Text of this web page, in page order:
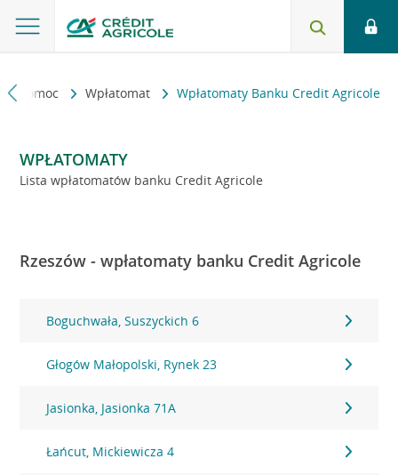
i pomoc Wpłatomat Wpłatomaty Banku Credit Agricole
WPŁATOMATY
Lista wpłatomatów banku Credit Agricole
Rzeszów - wpłatomaty banku Credit Agricole
Boguchwała, Suszyckich 6
Głogów Małopolski, Rynek 23
Jasionka, Jasionka 71A
Łańcut, Mickiewicza 4